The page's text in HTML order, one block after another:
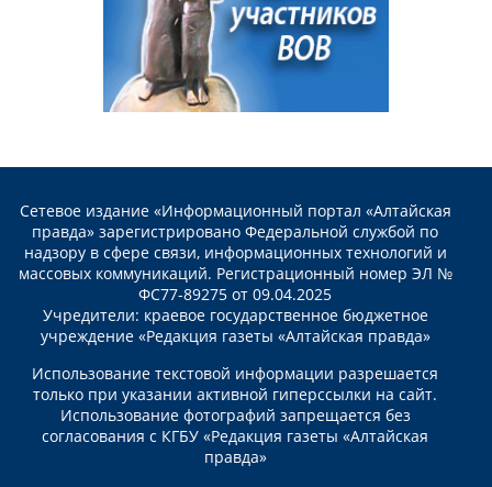
Сетевое издание «Информационный портал «Алтайская
правда» зарегистрировано Федеральной службой по
надзору в сфере связи, информационных технологий и
массовых коммуникаций. Регистрационный номер ЭЛ №
ФС77-89275 от 09.04.2025
Учредители: краевое государственное бюджетное
учреждение «Редакция газеты «Алтайская правда»
Использование текстовой информации разрешается
только при указании активной гиперссылки на сайт.
Использование фотографий запрещается без
согласования с КГБУ «Редакция газеты «Алтайская
правда»